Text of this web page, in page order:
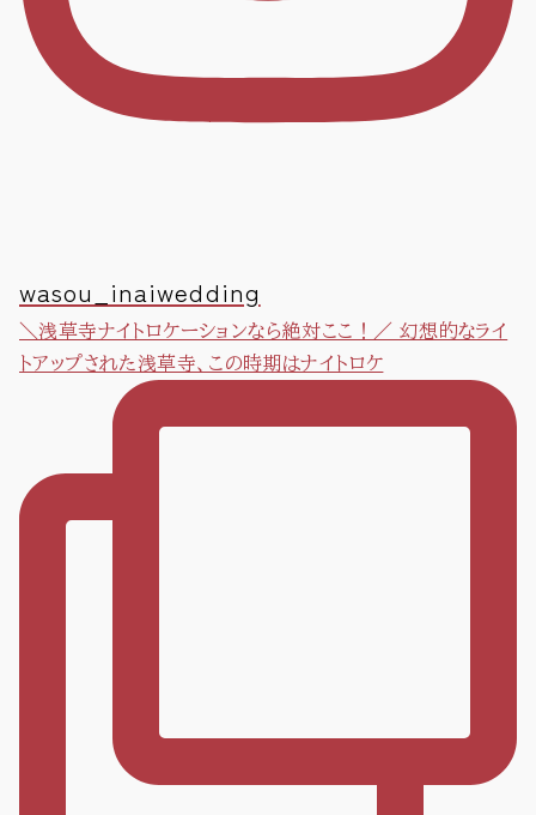
wasou_inaiwedding
＼浅草寺ナイトロケーションなら絶対ここ！／ 幻想的なライ
トアップされた浅草寺、この時期はナイトロケ